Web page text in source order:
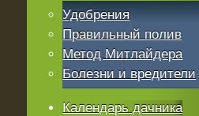
Удобрения
Правильный полив
Метод Митлайдера
Болезни и вредители
Календарь дачника